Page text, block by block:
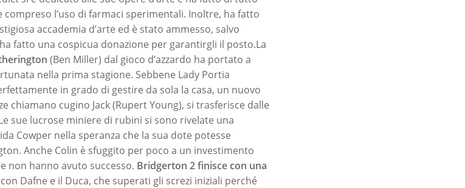
l’uso di farmaci sperimentali. Inoltre, ha fatto
accademia d’arte ed è stato ammesso, salvo
fatto una cospicua donazione per garantirgli il posto.La
(Ben Miller) dal gioco d’azzardo ha portato a
nella prima stagione. Sebbene Lady Portia
in grado di gestire da sola la casa, un nuovo
chiamano cugino Jack (Rupert Young), si trasferisce dalle
sue lucrose miniere di rubini si sono rivelate una
Cowper nella speranza che la sua dote potesse
Anche Colin è sfuggito per poco a un investimento
non hanno avuto successo. Bridgerton 2 finisce con una
Dafne e il Duca, che superati gli screzi iniziali perché